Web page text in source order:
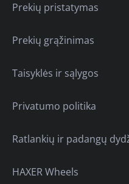
Prekių pristatymas
Prekių grąžinimas
Taisyklės ir sąlygos
Privatumo politika
Ratlankių ir padangų
HAXER Wheels